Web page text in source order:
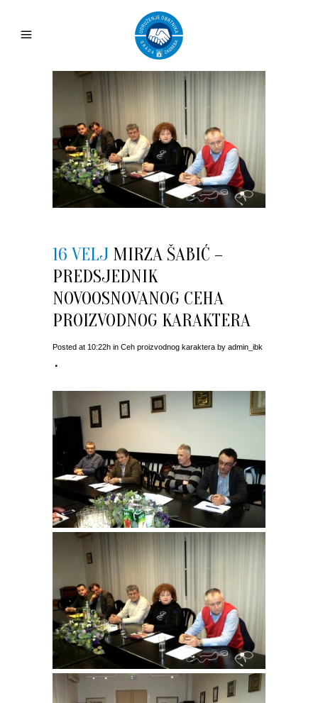
16 VELJ MIRZA ŠABIĆ –
PREDSJEDNIK
NOVOOSNOVANOG CEHA
PROIZVODNOG KARAKTERA
Posted at 10:22h in Ceh proizvodnog karaktera by admin_ibk